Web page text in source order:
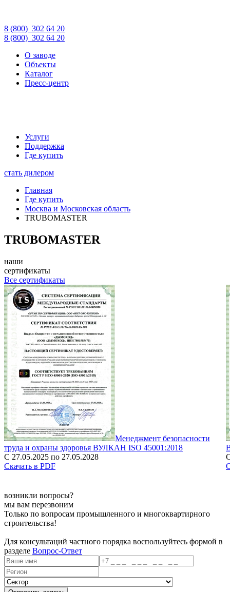
8 (800) 302 64 20
8 (800) 302 64 20
О заводе
Объекты
Каталог
Пресс-центр
Услуги
Поддержка
Где купить
стать дилером
Главная
Где купить
Москва и Московская область
TRUBOMASTER
TRUBOMASTER
наши
сертификаты
Все сертификаты
Менеджмент безопасности
труда и охраны здоровья ВУЛКАН ISO 45001:2018
С 27.05.2025 по 27.05.2028
Скачать в PDF
возникли вопросы?
мы вам перезвоним
Только по вопросам промышленного и многоквартирного
строительства!
Для консультаций частного порядка воспользуйтесь формой в
разделе Вопрос-Ответ